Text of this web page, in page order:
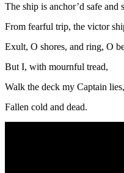
The ship is anchor’d safe and
From fearful trip, the victor
Exult, O shores, and ring, O
But I, with mournful tread,
Walk the deck my Captain lies,
Fallen cold and dead.